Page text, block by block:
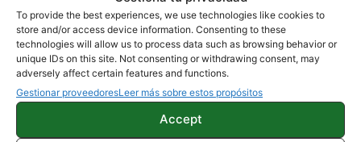
To provide the best experiences, we use technologies like cookies to
store and/or access device information. Consenting to these
technologies will allow us to process data such as browsing behavior or
unique IDs on this site. Not consenting or withdrawing consent, may
adversely affect certain features and functions.
Gestionar proveedoresLeer más sobre estos propósitos
Accept
Samsung Galaxy S8 |Amazon
NOTICIAS SAMSUNG